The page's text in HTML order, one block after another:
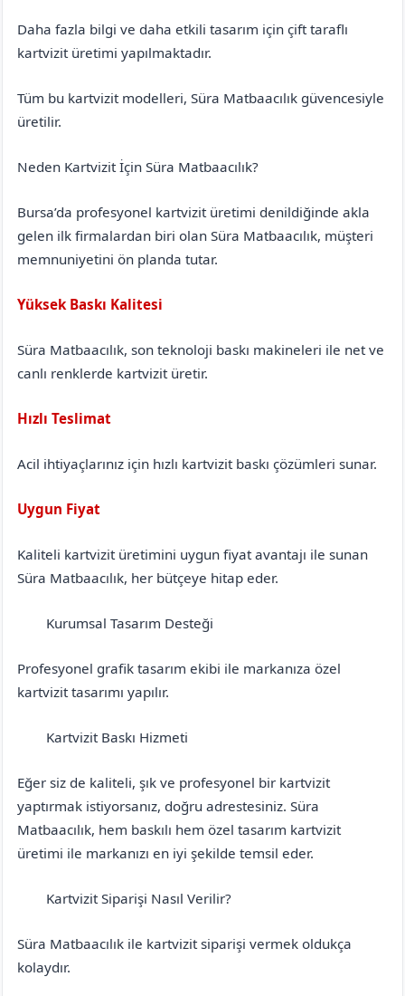
Daha fazla bilgi ve daha etkili tasarım için çift taraflı
kartvizit üretimi yapılmaktadır.
Tüm bu kartvizit modelleri, Süra Matbaacılık güvencesiyle
üretilir.
Neden Kartvizit İçin Süra Matbaacılık?
Bursa’da profesyonel kartvizit üretimi denildiğinde akla
gelen ilk firmalardan biri olan Süra Matbaacılık, müşteri
memnuniyetini ön planda tutar.
Yüksek Baskı Kalitesi
Süra Matbaacılık, son teknoloji baskı makineleri ile net ve
canlı renklerde kartvizit üretir.
Hızlı Teslimat
Acil ihtiyaçlarınız için hızlı kartvizit baskı çözümleri sunar.
Uygun Fiyat
Kaliteli kartvizit üretimini uygun fiyat avantajı ile sunan
Süra Matbaacılık, her bütçeye hitap eder.
Kurumsal Tasarım Desteği
Profesyonel grafik tasarım ekibi ile markanıza özel
kartvizit tasarımı yapılır.
Kartvizit Baskı Hizmeti
Eğer siz de kaliteli, şık ve profesyonel bir kartvizit
yaptırmak istiyorsanız, doğru adrestesiniz. Süra
Matbaacılık, hem baskılı hem özel tasarım kartvizit
üretimi ile markanızı en iyi şekilde temsil eder.
Kartvizit Siparişi Nasıl Verilir?
Süra Matbaacılık ile kartvizit siparişi vermek oldukça
kolaydır.